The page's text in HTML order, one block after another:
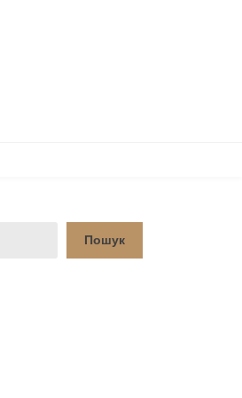
Пошук